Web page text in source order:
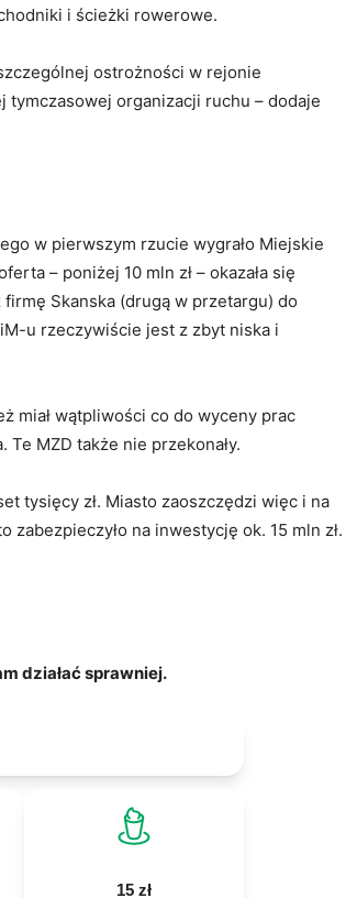
i ścieżki rowerowe.
ostrożności w rejonie
organizacji ruchu – dodaje
w pierwszym rzucie wygrało Miejskie
– poniżej 10 mln zł – okazała się
Skanska (drugą w przetargu) do
u rzeczywiście jest z zbyt niska i
miał wątpliwości co do wyceny prac
MZD także nie przekonały.
tysięcy zł. Miasto zaoszczędzi więc i na
na inwestycję ok. 15 mln zł.
działać sprawniej.
15 zł